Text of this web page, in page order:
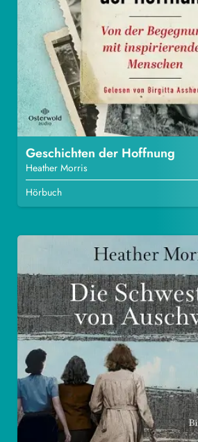
Geschichten der Hoffnung
Heather Morris
Hörbuch